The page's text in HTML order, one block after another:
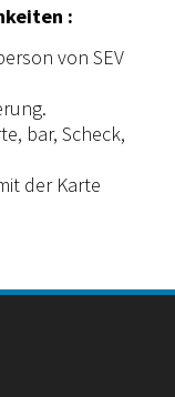
:
von SEV
bar, Scheck,
der Karte